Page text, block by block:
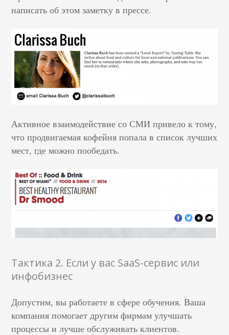
написать об этом заметку в прессе.
Активное взаимодействие со СМИ привело к тому,
что продвигаемая кофейня попала в список лучших
мест, где можно пообедать.
Тактика 2. Если у вас SaaS-сервис или
инфобизнес
Допустим, вы работаете в сфере обучения. Ваша
компания помогает другим фирмам улучшать
процессы и лучше обслуживать клиентов.